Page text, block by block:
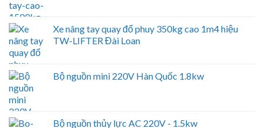
Xe nâng tay quay đổ phuy 350kg cao 1m4 hiệu
TW-LIFTER Đài Loan
Bộ nguồn mini 220V Hàn Quốc 1.8kw
Bộ nguồn thủy lực AC 220V - 1.5kw